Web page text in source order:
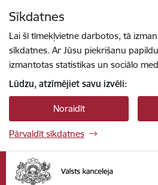
Sīkdatnes
Lai šī tīmekļvietne darbotos, tā
sīkdatnes. Ar Jūsu piekrišanu
izmantotas statistikas un sociālo
Lūdzu, atzīmējiet savu izvēli:
Noraidīt
Pārvaldīt sīkdatnes